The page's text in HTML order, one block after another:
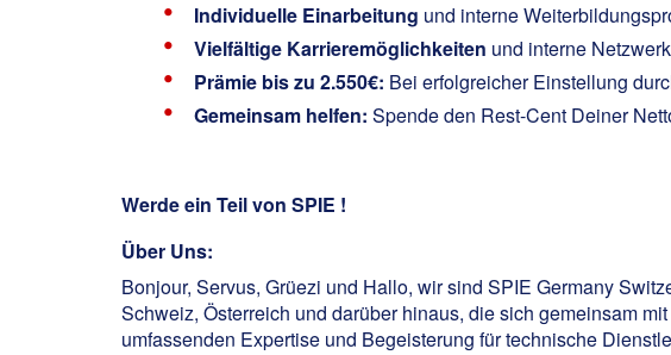
Individuelle Einarbeitung und interne
Vielfältige Karrieremöglichkeiten und interne
Prämie bis zu 2.550€: Bei erfolgreicher Einstellung
Gemeinsam helfen: Spende den Rest-Cent Deiner
Werde ein Teil von SPIE !
Über Uns:
Bonjour, Servus, Grüezi und Hallo, wir sind SPIE Germany
Schweiz, Österreich und darüber hinaus, die sich gemeinsam
umfassenden Expertise und Begeisterung für technische